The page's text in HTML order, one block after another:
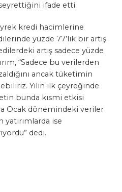
ifade etti.
kredi hacimlerine
yüzde 77’lik bir artış
artış sadece yüzde
“Sadece bu verilerden
ancak tüketimin
Yılın ilk çeyreğinde
bunda kısmi etkisi
Ocak dönemindeki veriler
ise
dedi.